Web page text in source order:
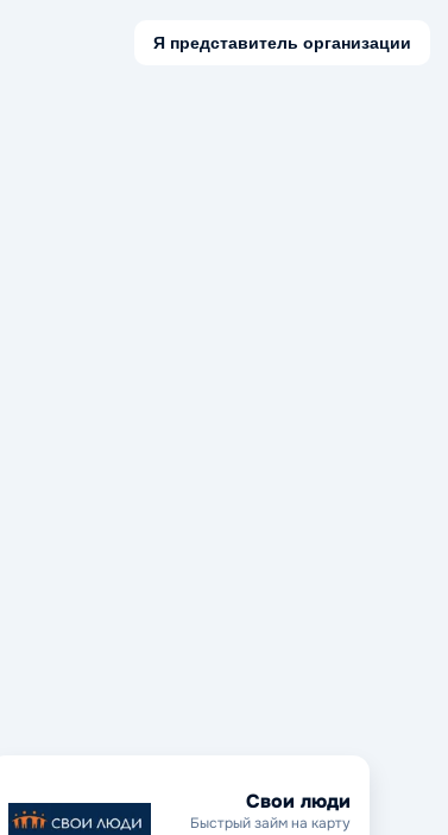
Я представитель организации
Свои люди
Быстрый займ на карту